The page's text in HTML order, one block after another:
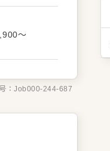
ます
年間休日
厚生も魅
～
：Job000-244-687